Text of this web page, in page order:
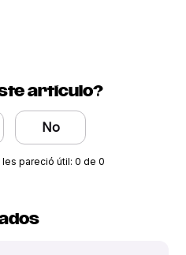
artículo?
No
pareció útil: 0 de 0